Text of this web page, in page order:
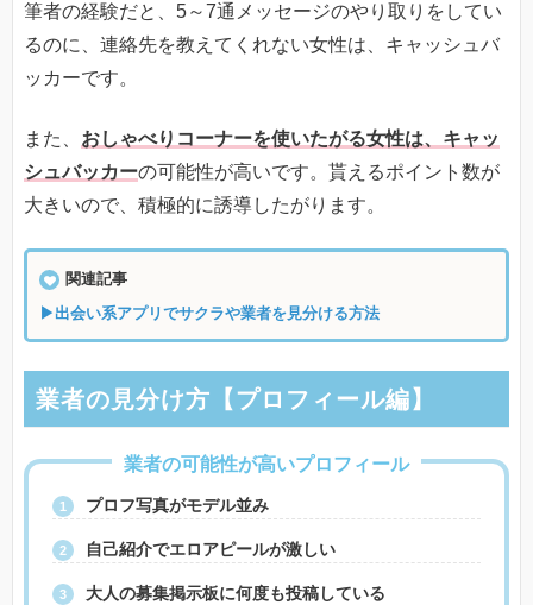
筆者の経験だと、5～7通メッセージのやり取りをしてい
るのに、連絡先を教えてくれない女性は、キャッシュバ
ッカーです。
また、 おしゃべりコーナーを使いたがる女性は、キャッ
シュバッカーの可能性が高いです。貰えるポイント数が
大きいので、積極的に誘導したがります。
関連記事
▶出会い系アプリでサクラや業者を見分ける方法
業者の見分け方【プロフィール編】
業者の可能性が高いプロフィール
プロフ写真がモデル並み
自己紹介でエロアピールが激しい
大人の募集掲示板に何度も投稿している